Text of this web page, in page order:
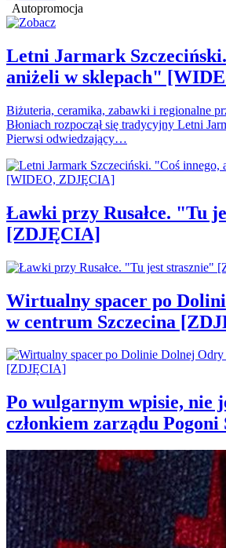
Autopromocja
Letni Jarmark
aniżeli w sklepach"
Biżuteria, ceramika, zabawki i regionalne
Błoniach rozpoczął się tradycyjny Letni
Pierwsi odwiedzający…
Ławki przy Rusałce. "Tu
[ZDJĘCIA]
Wirtualny spacer po
w centrum Szczecina
Po wulgarnym wpisie, nie
członkiem zarządu Pogoni